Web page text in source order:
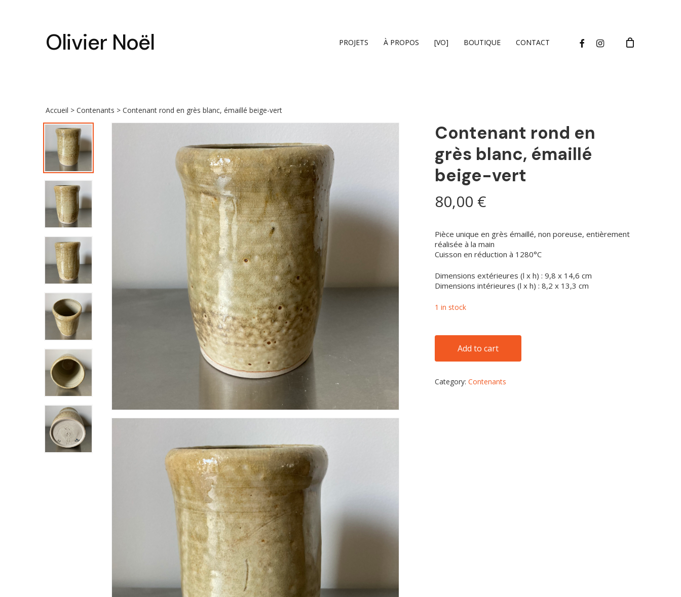
Olivier Noël PROJETS À PROPOS [VO] BOUTIQUE CONTACT FACEBOOKINSTAGRAM
Accueil > Contenants > Contenant rond en grès blanc, émaillé beige-vert
Contenant rond en
grès blanc, émaillé
beige-vert
80,00 €
Pièce unique en grès émaillé, non poreuse, entièrement
réalisée à la main
Cuisson en réduction à 1280°C
Dimensions extérieures (l x h) : 9,8 x 14,6 cm
Dimensions intérieures (l x h) : 8,2 x 13,3 cm
1 in stock
Add to cart
Category:Contenants